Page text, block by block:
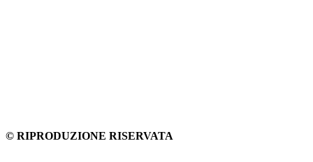
© RIPRODUZIONE RISERVATA